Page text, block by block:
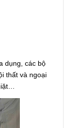
dụng, các bộ
thất và ngoại